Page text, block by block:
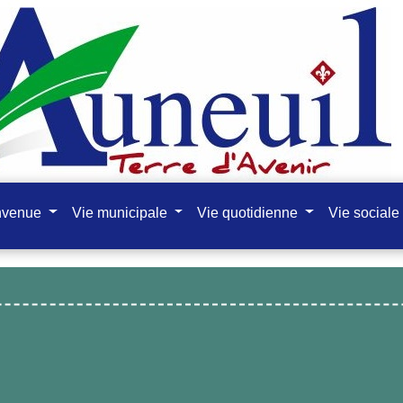
Vie municipale Vie quotidienne Vie sociale